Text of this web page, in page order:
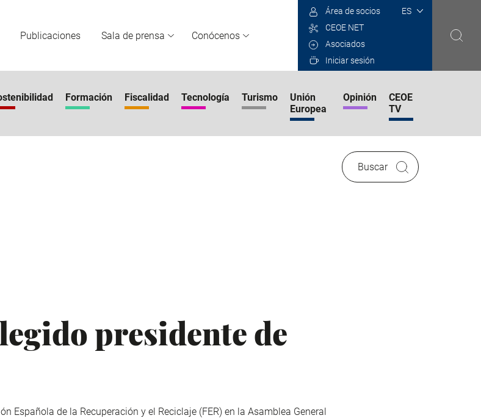
Publicaciones Sala de prensa Conócenos
Select
Área de socios
CEOE NET
Asociados
Iniciar sesión
Formación Fiscalidad Tecnología Turismo
Unión
Europea
Opinión
CEOE
TV
Buscar
presidente de
Española de la Recuperación y el Reciclaje (FER) en la Asamblea General